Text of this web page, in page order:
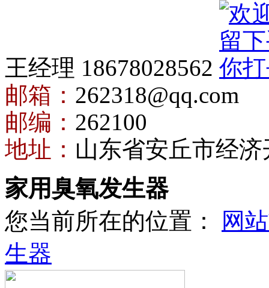
王经理 18678028562
邮箱： 262318@qq.com
邮编： 262100
地址： 山东省安丘市经
家用臭氧发生器
您当前所在的位置：
网
生器